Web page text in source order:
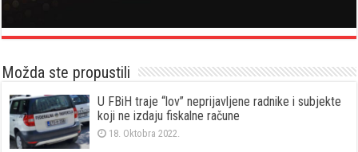
Možda ste propustili
U FBiH traje “lov” neprijavljene radnike i subjekte
koji ne izdaju fiskalne račune
18. Oktobra 2022.